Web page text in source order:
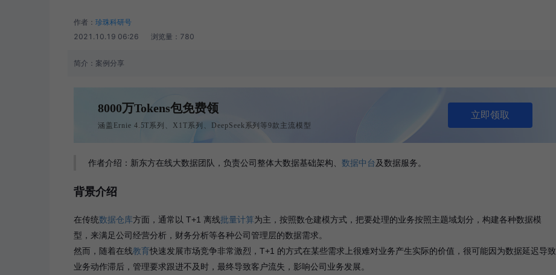
作者： 珍珠科研号
2021.10.19 06:26
浏览量： 780
简介： 案例分享
8000万Tokens包免费领
涵盖Ernie 4.5T系列、X1T系列、DeepSeek系列等9款主流模型
立即领取
作者介绍：新东方在线大数据团队，负责公司整体大数据基础架构、 数据中台及数据服务。
背景介绍
在传统数据仓库方面，通常以 T+1 离线批量计算为主，按照数仓建模方式，把要处理的业务按照主题域划分，构建各种数据模
型，来满足公司经营分析，财务分析等各种公司管理层的数据需求。
然而，随着在线教育快速发展市场竞争非常激烈，T+1 的方式在某些需求上很难对业务产生实际的价值，很可能因为数据延迟导致
业务动作滞后，管理要求跟进不及时，最终导致客户流失，影响公司业务发展。